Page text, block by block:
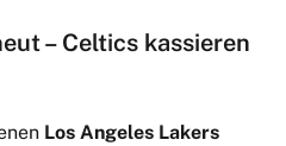
– Celtics kassieren
Los Angeles Lakers